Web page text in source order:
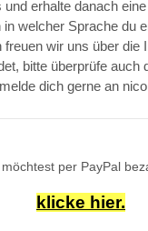
erhalte danach
welcher Sprache du
wir uns über die
bitte überprüfe auch
dich gerne an
möchtest per PayPal
klicke hier.